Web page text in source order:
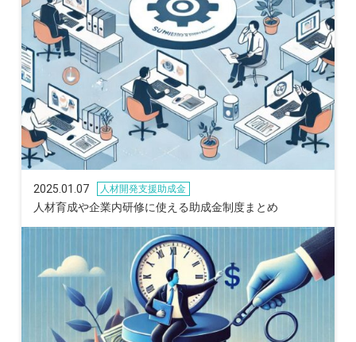
2025.01.07 人材開発支援助成金
人材育成や企業内研修に使える助成金制度まとめ